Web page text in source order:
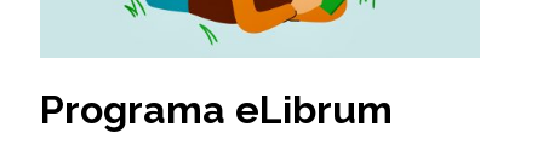
Programa eLibrum